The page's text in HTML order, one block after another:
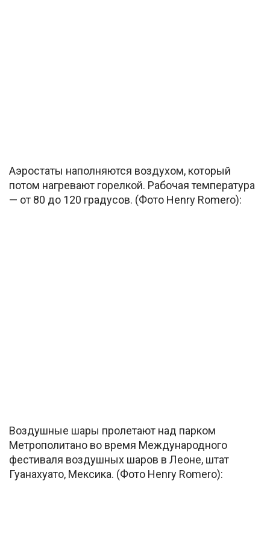
Аэростаты наполняются воздухом, который
потом нагревают горелкой. Рабочая температура
— от 80 до 120 градусов. (Фото Henry Romero):
Воздушные шары пролетают над парком
Метрополитано во время Международного
фестиваля воздушных шаров в Леоне, штат
Гуанахуато, Мексика. (Фото Henry Romero):